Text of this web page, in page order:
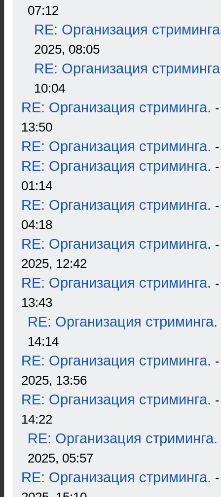
07:12
RE: Организация
2025, 08:05
RE: Организация
10:04
RE: Организация стриминга.
13:50
RE: Организация стриминга.
RE: Организация стриминга.
01:14
RE: Организация стриминга.
04:18
RE: Организация стриминга.
2025, 12:42
RE: Организация стриминга.
13:43
RE: Организация стриминга.
14:14
RE: Организация стриминга.
2025, 13:56
RE: Организация стриминга.
14:22
RE: Организация стриминга.
2025, 05:57
RE: Организация стриминга.